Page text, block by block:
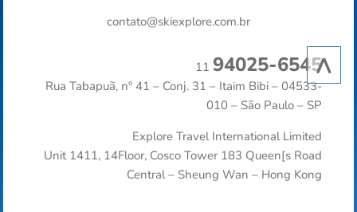
^
contato@skiexplore.com.br
11 94025-6545
Rua Tabapuã, nº 41 – Conj. 31 – Itaim Bibi – 04533-
010 – São Paulo – SP
Explore Travel International Limited
Unit 1411, 14Floor, Cosco Tower 183 Queen[s Road
Central – Sheung Wan – Hong Kong